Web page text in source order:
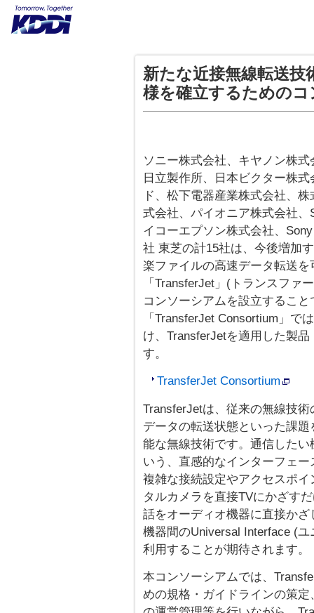
新たな近接無線転送
様を確立するための
ソニー株式会社、キヤノン株
日立製作所、日本ビクター株
ド、松下電器産業株式会社、
式会社、パイオニア株式会社
イコーエプソン株式会社、
社 東芝の計15社は、今後増加
楽ファイルの高速データ転送
「TransferJet」(トランスファ
コンソーシアムを設立するこ
「TransferJet Consortium」で
け、TransferJetを適用した製
す。
TransferJet Consortium
TransferJetは、従来の無線技
データの転送状態といった課
能な無線技術です。通信した
いう、直感的なインターフェ
複雑な接続設定やアクセスポ
タルカメラを直接TVにかざす
話をオーディオ機器に直接か
機器間のUniversal Interface (
利用することが期待されます。
本コンソーシアムでは、
めの規格・ガイドラインの策